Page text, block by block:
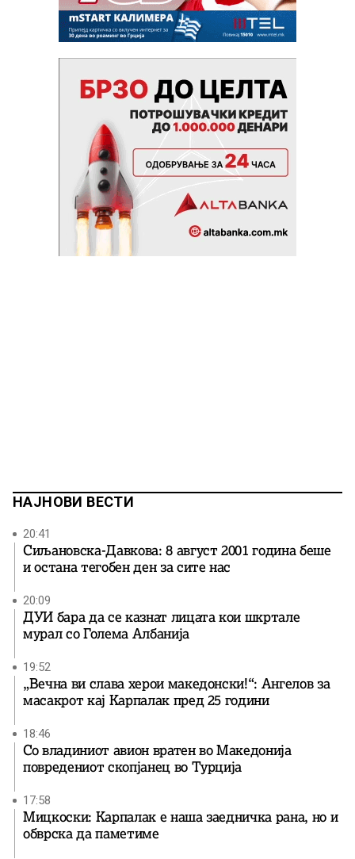
НАЈНОВИ ВЕСТИ
20:41
Сиљановска-Давкова: 8 август 2001 година беше
и остана тегобен ден за сите нас
20:09
ДУИ бара да се казнат лицата кои шкртале
мурал со Голема Албанија
19:52
„Вечна ви слава херои македонски!“: Ангелов за
масакрот кај Карпалак пред 25 години
18:46
Со владиниот авион вратен во Македонија
повредениот скопјанец во Турција
17:58
Мицкоски: Карпалак е наша заедничка рана, но и
обврска да паметиме